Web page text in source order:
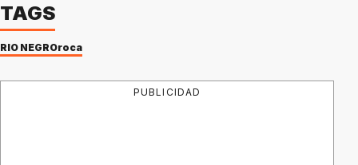
TAGS
RIO NEGROroca
PUBLICIDAD